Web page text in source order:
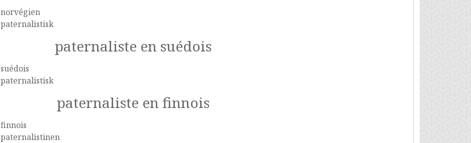
norvégien
paternalistisk
paternaliste en suédois
suédois
paternalistisk
paternaliste en finnois
finnois
paternalistinen